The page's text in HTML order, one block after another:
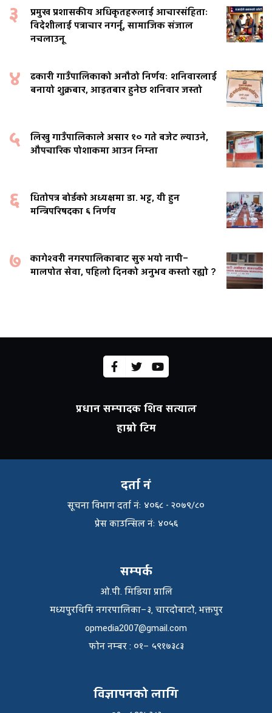
३
प्रमुख प्रशासकीय अधिकृतहरुलाई आचारसंहिताः
विदेशीलाई पत्राचार नगर्नू, सामाजिक संजाल
नचलाउनू
४
ढकारी गाउँपालिकाको अनौठो निर्णयः शनिवारलाई
बनायो शुक्रबार, आइतबार हुनेछ शनिवार जस्तो
५
लिखु गाउँपालिकाले असार १० गते बजेट ल्याउने,
औपचारिक पोशाकमा आउन निम्ता
६
धितोपत्र बोर्डको अध्यक्षमा डा. भट्ट, यी हुन
मन्त्रिपरिषदका ६ निर्णय
७
कागेश्वरी नगरपालिकाबाट सुरु भयो नापी–
मालपोत सेवा, पहिलो दिनको अनुभव कस्तो रह्यो ?
प्रधान सम्पादक शिव सत्याल
हाम्रो टिम
दर्ता नं
सूचना विभाग दर्ता नंः ४०६८ - २०७९/८०
प्रेस काउन्सिल नंः ४०५६
सम्पर्क
ओ.पी. मिडिया प्रालि
मध्यपुरथिमि नगरपालिका–३, चारदोबाटो, भक्तपुर
opmedia2007@gmail.com
फाेन नम्बर : ०१– ५९१७३८३
विज्ञापनको लागि